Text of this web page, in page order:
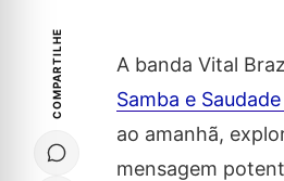
COMPARTILHE A banda Vital
Samba e
ao amanhã,
mensagem